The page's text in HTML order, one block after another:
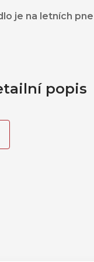
je na letních
popis